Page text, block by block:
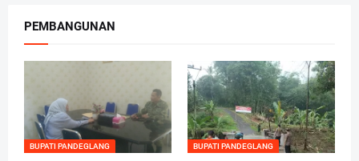
PEMBANGUNAN
BUPATI PANDEGLANG BUPATI PANDEGLANG